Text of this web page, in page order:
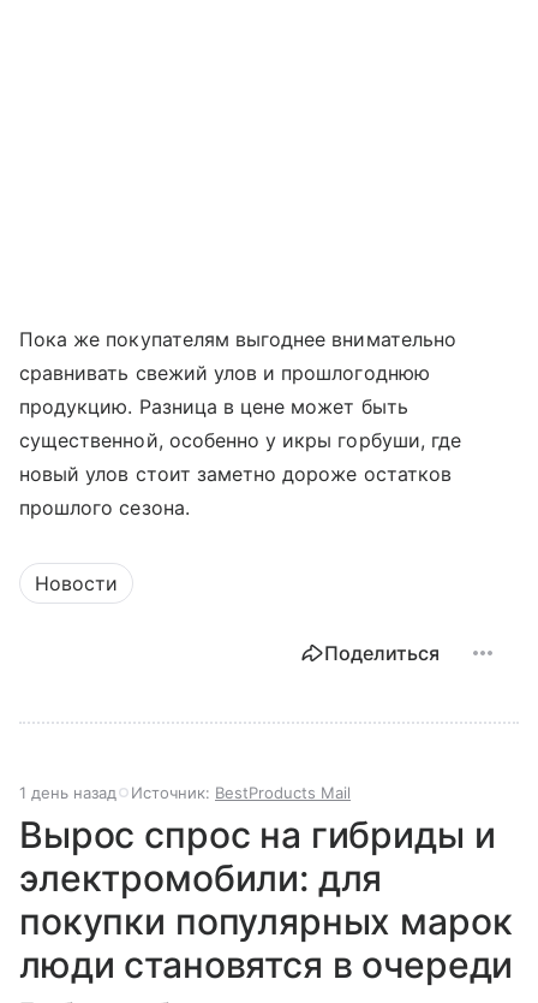
Пока же покупателям выгоднее внимательно
сравнивать свежий улов и прошлогоднюю
продукцию. Разница в цене может быть
существенной, особенно у икры горбуши, где
новый улов стоит заметно дороже остатков
прошлого сезона.
Новости
Поделиться
1 день назад Источник: BestProducts Mail
Вырос спрос на гибриды и
электромобили: для
покупки популярных марок
люди становятся в очереди